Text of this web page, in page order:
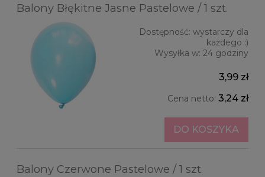
Balony Błękitne Jasne Pastelowe / 1 szt.
Dostępność: wystarczy dla
każdego :)
Wysyłka w: 24 godziny
3,99 zł
Cena netto: 3,24 zł
DO KOSZYKA
Balony Czerwone Pastelowe / 1 szt.